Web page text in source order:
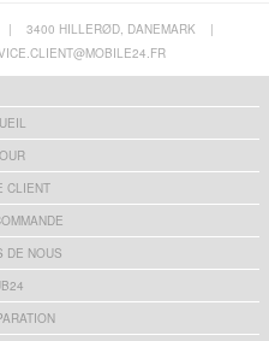
| 3400 HILLERØD, DANEMARK
|
CLIENT
DE NOUS